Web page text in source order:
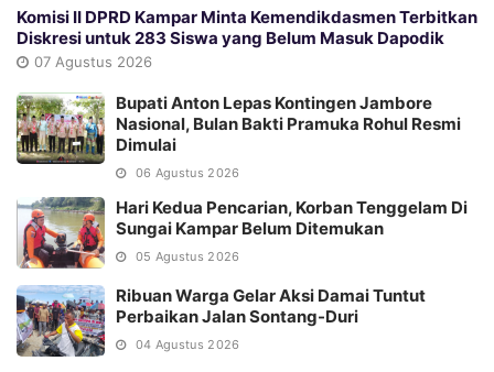
Komisi II DPRD Kampar Minta Kemendikdasmen Terbitkan
Diskresi untuk 283 Siswa yang Belum Masuk Dapodik
07 Agustus 2026
Bupati Anton Lepas Kontingen Jambore
Nasional, Bulan Bakti Pramuka Rohul Resmi
Dimulai
06 Agustus 2026
Hari Kedua Pencarian, Korban Tenggelam Di
Sungai Kampar Belum Ditemukan
05 Agustus 2026
Ribuan Warga Gelar Aksi Damai Tuntut
Perbaikan Jalan Sontang-Duri
04 Agustus 2026